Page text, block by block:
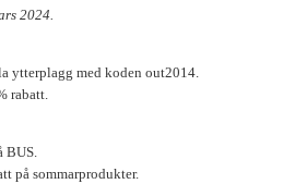
2024.
ytterplagg med koden out2014.
rabatt.
BUS.
på sommarprodukter.